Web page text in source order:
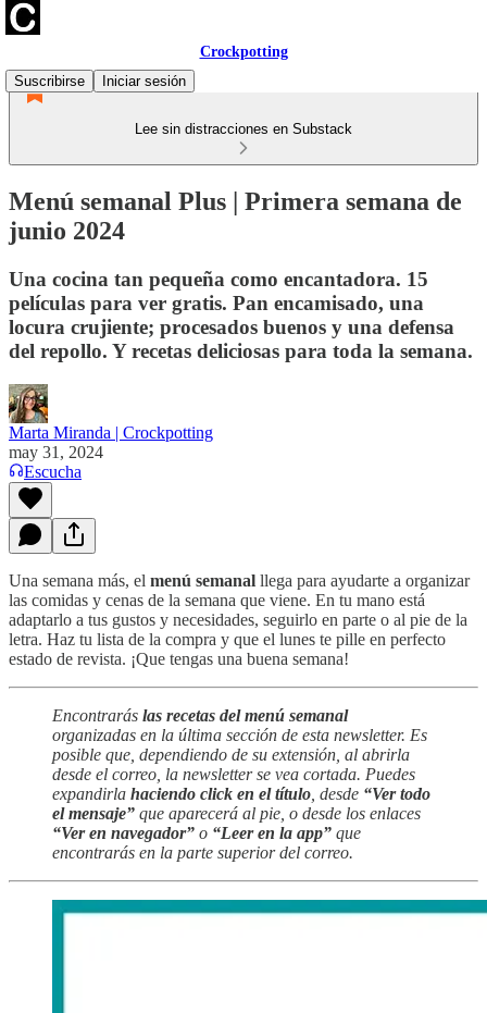
Crockpotting
Suscribirse
Iniciar sesión
Lee sin distracciones en Substack
Menú semanal Plus | Primera semana de
junio 2024
Una cocina tan pequeña como encantadora. 15
películas para ver gratis. Pan encamisado, una
locura crujiente; procesados buenos y una defensa
del repollo. Y recetas deliciosas para toda la semana.
Marta Miranda | Crockpotting
may 31, 2024
Escucha
Una semana más, el menú semanal llega para ayudarte a organizar
las comidas y cenas de la semana que viene. En tu mano está
adaptarlo a tus gustos y necesidades, seguirlo en parte o al pie de la
letra. Haz tu lista de la compra y que el lunes te pille en perfecto
estado de revista. ¡Que tengas una buena semana!
Encontrarás las recetas del menú semanal
organizadas en la última sección de esta newsletter. Es
posible que, dependiendo de su extensión, al abrirla
desde el correo, la newsletter se vea cortada. Puedes
expandirla haciendo click en el título , desde “Ver todo
el mensaje” que aparecerá al pie, o desde los enlaces
“Ver en navegador” o “Leer en la app” que
encontrarás en la parte superior del correo.